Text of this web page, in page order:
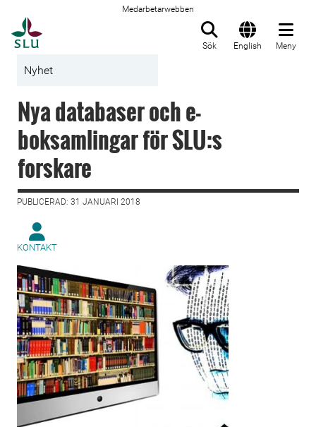
Medarbetarwebben
Sök English Meny
Nyhet
Nya databaser och e-
boksamlingar för SLU:s
forskare
PUBLICERAD: 31 JANUARI 2018
KONTAKT